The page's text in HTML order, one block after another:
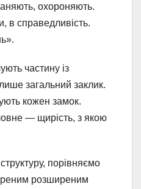
охороняють.
в справедливість.
частину із
загальний заклик.
кожен замок.
— щирість, з якою
порівняємо
розширеним